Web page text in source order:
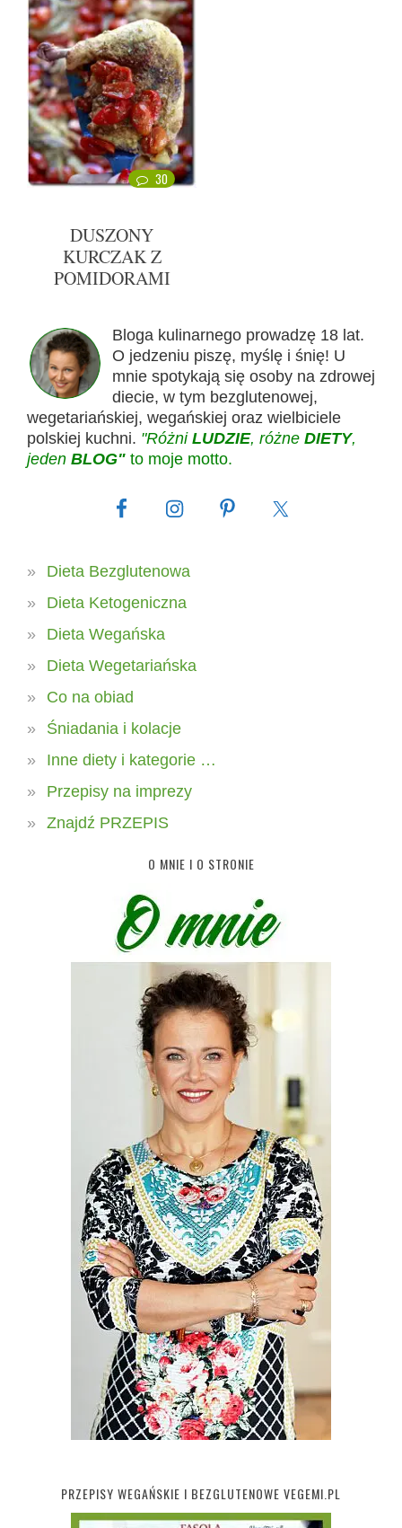
30
DUSZONY
KURCZAK Z
POMIDORAMI
Bloga kulinarnego prowadzę 18 lat.
O jedzeniu piszę, myślę i śnię! U
mnie spotykają się osoby na zdrowej
diecie, w tym bezglutenowej,
wegetariańskiej, wegańskiej oraz wielbiciele
polskiej kuchni. "Różni LUDZIE, różne DIETY,
jeden BLOG" to moje motto.
Dieta Bezglutenowa
Dieta Ketogeniczna
Dieta Wegańska
Dieta Wegetariańska
Co na obiad
Śniadania i kolacje
Inne diety i kategorie …
Przepisy na imprezy
Znajdź PRZEPIS
O MNIE I O STRONIE
PRZEPISY WEGAŃSKIE I BEZGLUTENOWE VEGEMI.PL